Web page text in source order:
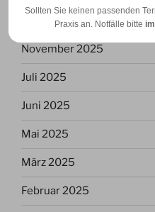
Sollten Sie keinen passenden
Praxis an. Notfälle bitte
Dezember 2025
November 2025
Juli 2025
Juni 2025
Mai 2025
März 2025
Februar 2025